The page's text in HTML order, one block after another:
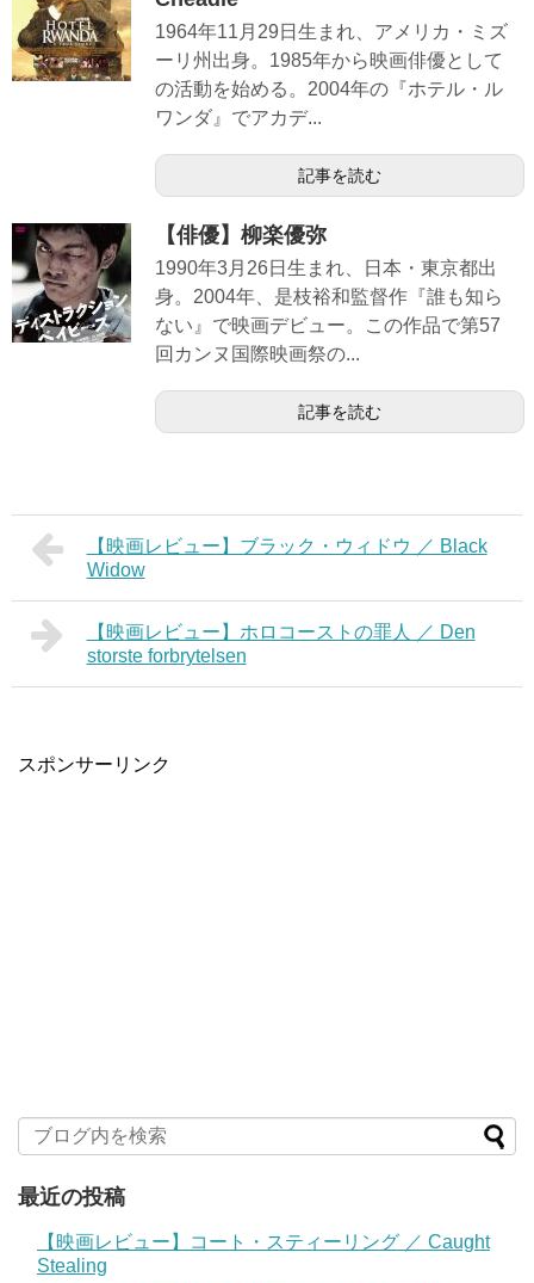
1964年11月29日生まれ、アメリカ・ミズ
ーリ州出身。1985年から映画俳優として
の活動を始める。2004年の『ホテル・ル
ワンダ』でアカデ...
記事を読む
【俳優】柳楽優弥
1990年3月26日生まれ、日本・東京都出
身。2004年、是枝裕和監督作『誰も知ら
ない』で映画デビュー。この作品で第57
回カンヌ国際映画祭の...
記事を読む
【映画レビュー】ブラック・ウィドウ ／ Black
Widow
【映画レビュー】ホロコーストの罪人 ／ Den
storste forbrytelsen
スポンサーリンク
最近の投稿
【映画レビュー】コート・スティーリング ／ Caught
Stealing